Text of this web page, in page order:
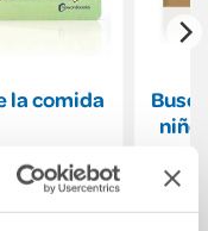
la comida